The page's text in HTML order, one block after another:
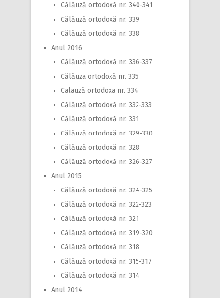
Călăuză ortodoxă nr. 340-341
Călăuză ortodoxă nr. 339
Călăuză ortodoxă nr. 338
Anul 2016
Călăuză ortodoxă nr. 336-337
Călăuza ortodoxă nr. 335
Calauză ortodoxa nr. 334
Călăuză ortodoxă nr. 332-333
Călăuză ortodoxă nr. 331
Călăuză ortodoxă nr. 329-330
Călăuză ortodoxă nr. 328
Călăuză ortodoxă nr. 326-327
Anul 2015
Călăuză ortodoxă nr. 324-325
Călăuză ortodoxă nr. 322-323
Călăuză ortodoxă nr. 321
Călăuză ortodoxă nr. 319-320
Călăuză ortodoxă nr. 318
Călăuză ortodoxă nr. 315-317
Călăuză ortodoxă nr. 314
Anul 2014